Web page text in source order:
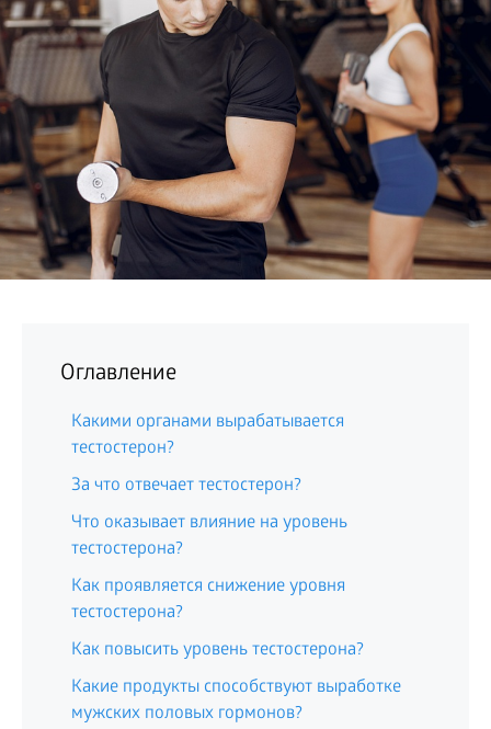
Оглавление
Какими органами вырабатывается
тестостерон?
За что отвечает тестостерон?
Что оказывает влияние на уровень
тестостерона?
Как проявляется снижение уровня
тестостерона?
Как повысить уровень тестостерона?
Какие продукты способствуют выработке
мужских половых гормонов?